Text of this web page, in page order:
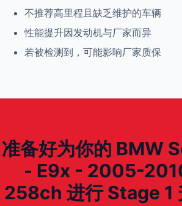
不推荐高里程且缺乏维护的车辆
性能提升因发动机与厂家而异
若被检测到，可能影响厂家质保
准备好为你的 BMW
- E9x - 2005-
258ch 进行 Stage 1